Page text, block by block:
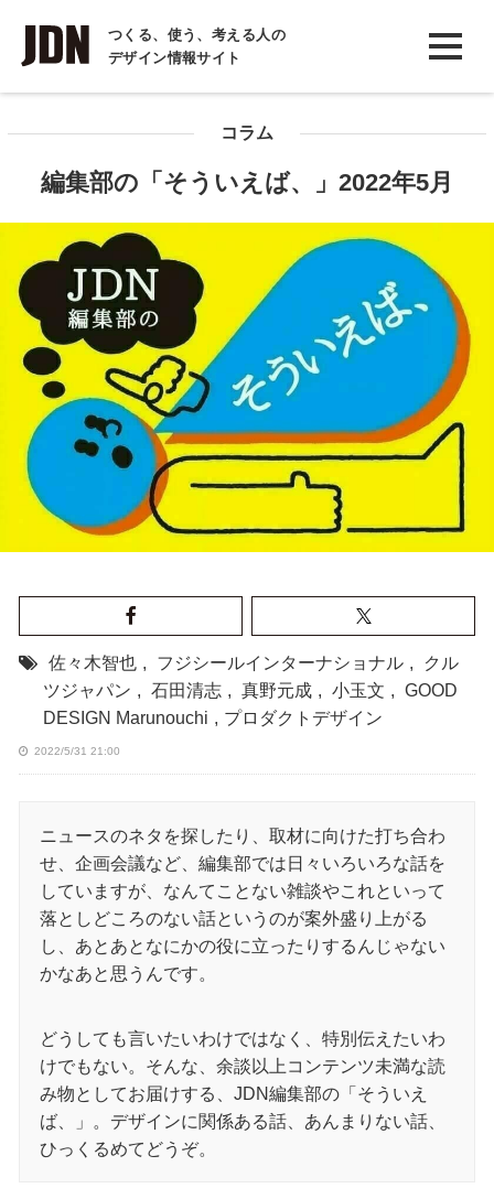
つくる、使う、考える人の
デザイン情報サイト
INTERVIEW
インタビュー
コラム
コラム
編集部の「そういえば、」2022年5月
佐々木智也 , フジシールインターナショナル ,
クル
ツジャパン , 石田清志 , 真野元成 , 小玉文 , GOOD
DESIGN Marunouchi , プロダクトデザイン
2022/5/31 21:00
ニュースのネタを探したり、取材に向けた打ち合わ
せ、企画会議など、編集部では日々いろいろな話を
していますが、なんてことない雑談やこれといって
落としどころのない話というのが案外盛り上がる
し、あとあとなにかの役に立ったりするんじゃない
かなあと思うんです。
どうしても言いたいわけではなく、特別伝えたいわ
けでもない。そんな、余談以上コンテンツ未満な読
み物としてお届けする、JDN編集部の「そういえ
ば、」。デザインに関係ある話、あんまりない話、
ひっくるめてどうぞ。